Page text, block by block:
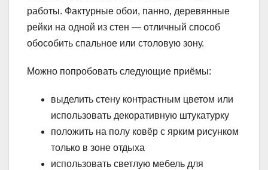
работы. Фактурные обои, панно, деревянные
рейки на одной из стен — отличный способ
обособить спальное или столовую зону.
Можно попробовать следующие приёмы:
выделить стену контрастным цветом или
использовать декоративную штукатурку
положить на полу ковёр с ярким рисунком
только в зоне отдыха
использовать светлую мебель для